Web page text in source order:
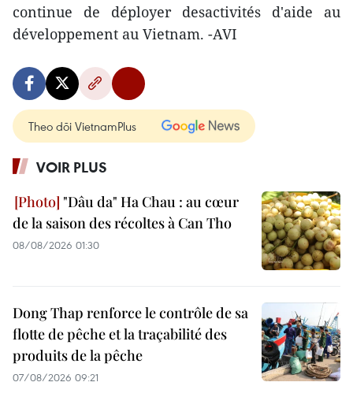
continue de déployer desactivités d'aide au
développement au Vietnam. -AVI
Theo dõi VietnamPlus
VOIR PLUS
"Dâu da" Ha Chau : au cœur
de la saison des récoltes à Can Tho
08/08/2026 01:30
Dong Thap renforce le contrôle de sa
flotte de pêche et la traçabilité des
produits de la pêche
07/08/2026 09:21